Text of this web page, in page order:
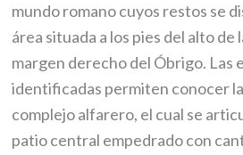
mundo romano cuyos restos se
área situada a los pies del alto de
margen derecho del Óbrigo. Las
identificadas permiten conocer
complejo alfarero, el cual se
patio central empedrado con